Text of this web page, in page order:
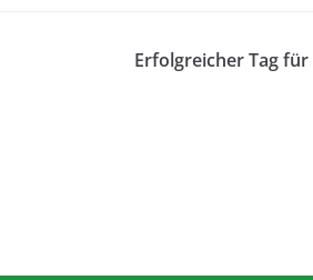
Erfolgreicher Tag